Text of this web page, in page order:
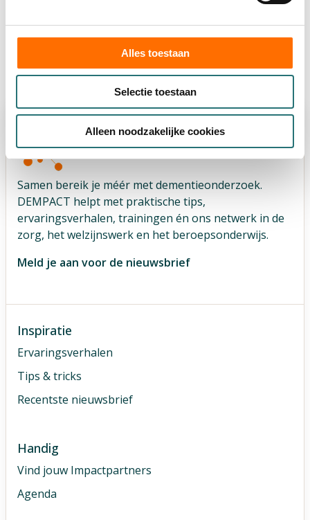
Alles toestaan
Selectie toestaan
Alleen noodzakelijke cookies
Laatste gewijzigd: 08-07-2026 16:34
Samen bereik je méér met dementieonderzoek.
DEMPACT helpt met praktische tips,
ervaringsverhalen, trainingen én ons netwerk in de
zorg, het welzijnswerk en het beroepsonderwijs.
Meld je aan voor de nieuwsbrief
Inspiratie
Ervaringsverhalen
Tips & tricks
Recentste nieuwsbrief
Handig
Vind jouw Impactpartners
Agenda